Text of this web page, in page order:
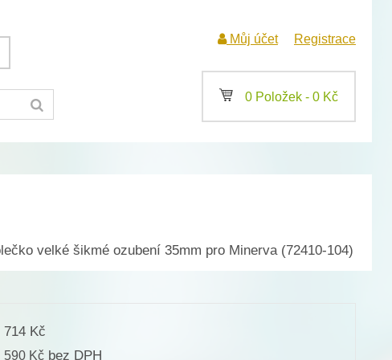
Můj účet Registrace
a 0 Položek - 0 Kč
velké šikmé ozubení 35mm pro Minerva (72410-104)
714 Kč
590 Kč bez DPH